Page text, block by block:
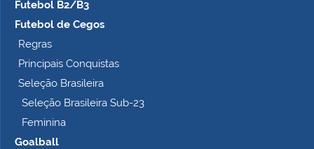
Futebol B2/B3
Futebol de Cegos
Regras
Principais Conquistas
Seleção Brasileira
Seleção Brasileira Sub-23
Feminina
Goalball